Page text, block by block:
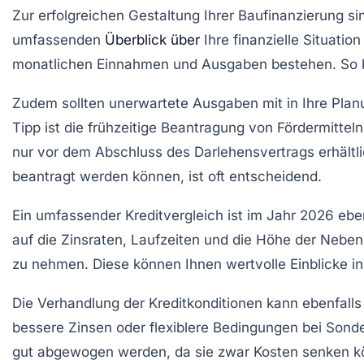
Zur erfolgreichen Gestaltung Ihrer Baufinanzierung
umfassenden Überblick über Ihre finanzielle
monatlichen Einnahmen und Ausgaben bestehen.
Zudem sollten unerwartete Ausgaben mit in Ihre
Tipp ist die frühzeitige Beantragung von Fördermitteln
nur vor dem Abschluss des Darlehensvertrags
beantragt werden können, ist oft entscheidend.
Ein umfassender Kreditvergleich ist im Jahr 2026
auf die Zinsraten, Laufzeiten und die Höhe der
zu nehmen. Diese können Ihnen wertvolle Einblicke
Die Verhandlung der Kreditkonditionen kann
bessere Zinsen oder flexiblere Bedingungen bei
gut abgewogen werden, da sie zwar Kosten senken